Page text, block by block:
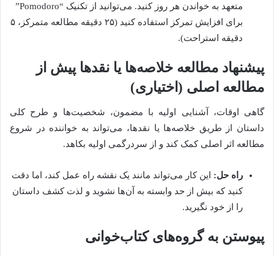
متعهد به خواندن هر روز کنید. می‌توانید از تکنیک “Pomodoro”
برای افزایش تمرکز استفاده کنید (۲۵ دقیقه مطالعه متمرکز، ۵
دقیقه استراحت).
پیشنهاد مطالعه خلاصه‌ها یا نقدها پیش از
مطالعه اصلی (اختیاری)
گاهی اوقات، آشنایی اولیه با مضمون، شخصیت‌ها و طرح کلی
داستان از طریق خلاصه‌ها یا نقدها، می‌تواند به خواننده در شروع
مطالعه اثر اصلی کمک کند و از سردرگمی اولیه بکاهد.
راه حل: این کار می‌تواند مانند یک نقشه راه عمل کند، اما دقت
کنید که بیش از حد وابسته به آن‌ها نشوید و لذت کشف داستان
را از خود نگیرید.
پیوستن به گروه‌های کتاب‌خوانی